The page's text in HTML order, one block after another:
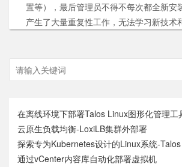
置等），最后管理员不得不每次都全新安
产生了大量重复性工作，无法学习新技术
在离线环境下部署Talos Linux图形化管理工
云原生负载均衡-LoxiLB集群外部署
通过vCenter内容库自动化部署虚拟机